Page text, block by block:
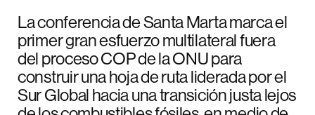
La conferencia de Santa Marta marca el
primer gran esfuerzo multilateral fuera
del proceso COP de la ONU para
construir una hoja de ruta liderada por el
Sur Global hacia una transición justa lejos